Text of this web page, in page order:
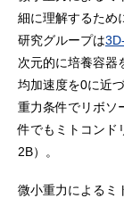
細に理解するため
研究グループは
次元的に培養容器
均加速度を0に近
重力条件でリボソ
件でもミトコンド
2B）。
微小重力によるミ